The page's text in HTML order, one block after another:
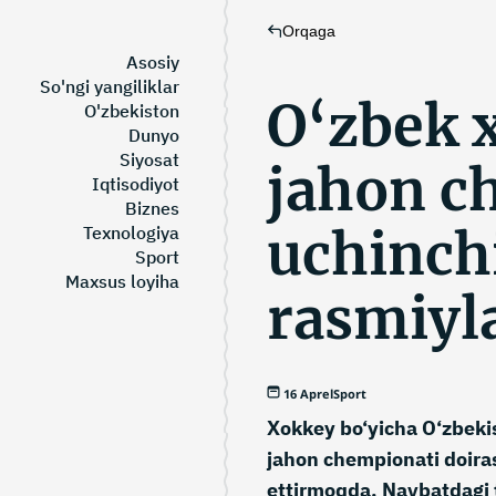
Asosiy
So'ngi yangiliklar
O'zbekiston
Dunyo
Siyosat
Iqtisodiyot
Biznes
Texnologiya
Sport
Maxsus loyiha
Orqaga
jahon
16 AprelSport
Xokkey bo‘yicha
jahon chempionati
ettirmoqda.